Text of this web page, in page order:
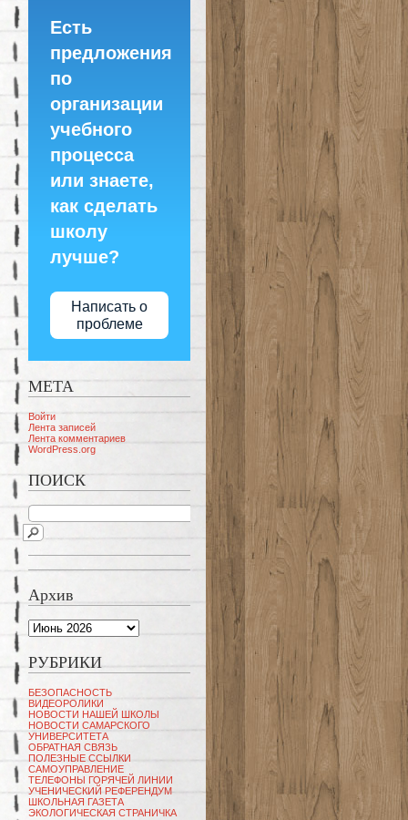
Есть
предложения
по
организации
учебного
процесса
или знаете,
как сделать
школу
лучше?
Написать о
проблеме
МЕТА
Войти
Лента записей
Лента комментариев
WordPress.org
ПОИСК
Архив
Архив
РУБРИКИ
БЕЗОПАСНОСТЬ
ВИДЕОРОЛИКИ
НОВОСТИ НАШЕЙ ШКОЛЫ
НОВОСТИ САМАРСКОГО
УНИВЕРСИТЕТА
ОБРАТНАЯ СВЯЗЬ
ПОЛЕЗНЫЕ ССЫЛКИ
САМОУПРАВЛЕНИЕ
ТЕЛЕФОНЫ ГОРЯЧЕЙ ЛИНИИ
УЧЕНИЧЕСКИЙ РЕФЕРЕНДУМ
ШКОЛЬНАЯ ГАЗЕТА
ЭКОЛОГИЧЕСКАЯ СТРАНИЧКА